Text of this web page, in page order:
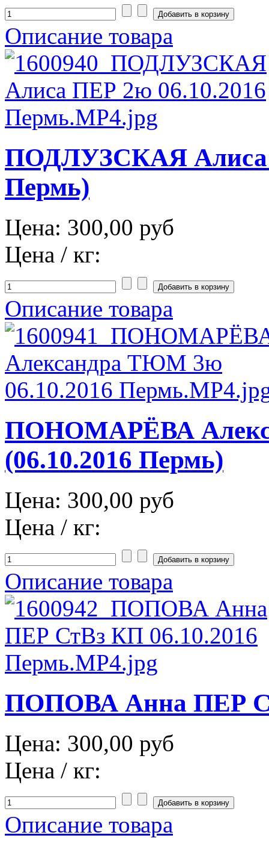
Описание товара
ПОДЛУЗСКАЯ Алиса
Пермь)
Цена: 300,00 руб
Цена / кг:
Описание товара
ПОНОМАРЁВА
(06.10.2016 Пермь)
Цена: 300,00 руб
Цена / кг:
Описание товара
ПОПОВА Анна ПЕР
Цена: 300,00 руб
Цена / кг:
Описание товара